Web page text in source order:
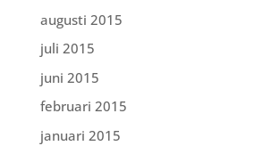
augusti 2015
juli 2015
juni 2015
februari 2015
januari 2015